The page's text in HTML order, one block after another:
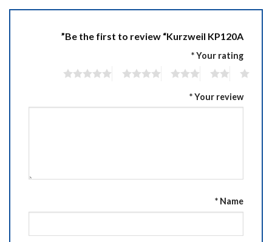
Be the first to review “Kurzweil KP120A”
Your rating
*
Your review
*
Name
*